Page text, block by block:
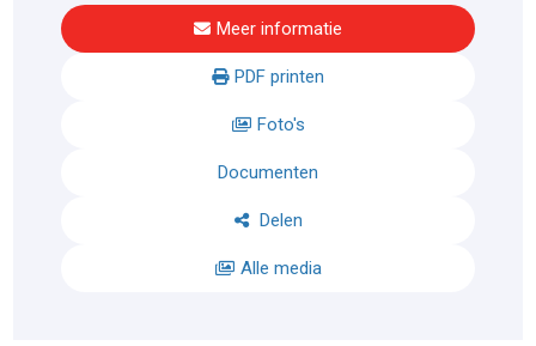
Meer informatie
PDF printen
Foto's
Documenten
Delen
Alle media